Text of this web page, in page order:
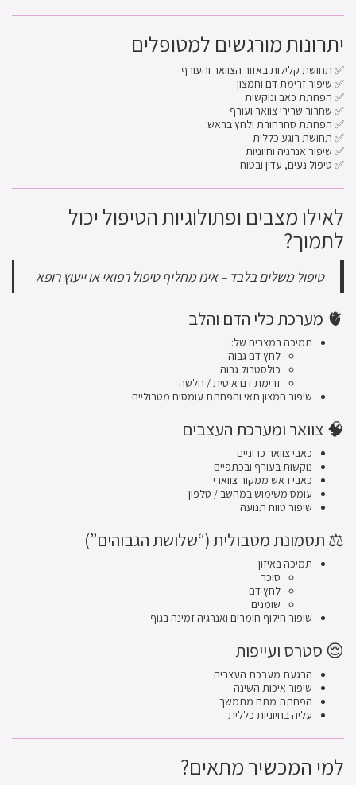
יתרונות מורגשים למטופלים
✅ תחושת קלילות באזור הצוואר והעורף
✅ שיפור זרימת דם וחמצון
✅ הפחתת כאב ונוקשות
✅ שחרור שרירי צוואר ועורף
✅ הפחתת סחרחורת ולחץ בראש
✅ תחושת רוגע כללית
✅ שיפור אנרגיה וחיוניות
✅ טיפול נעים, עדין ובטוח
לאילו מצבים ופתולוגיות הטיפול יכול
לתמוך?
טיפול משלים בלבד – אינו מחליף טיפול רפואי או ייעוץ רופא
🫀 מערכת כלי הדם והלב
תמיכה במצבים של:
לחץ דם גבוה
כולסטרול גבוה
זרימת דם איטית / חלשה
שיפור חמצון תאי והפחתת עומסים מטבוליים
🧠 צוואר ומערכת העצבים
כאבי צוואר כרוניים
נוקשות בעורף ובכתפיים
כאבי ראש ממקור צווארי
עומס משימוש במחשב / טלפון
שיפור טווח תנועה
⚖️ תסמונת מטבולית (“שלושת הגבוהים”)
תמיכה באיזון:
סוכר
לחץ דם
שומנים
שיפור חילוף חומרים ואנרגיה זמינה בגוף
😌 סטרס ועייפות
הרגעת מערכת העצבים
שיפור איכות השינה
הפחתת מתח מתמשך
עליה בחיוניות כללית
למי המכשיר מתאים?